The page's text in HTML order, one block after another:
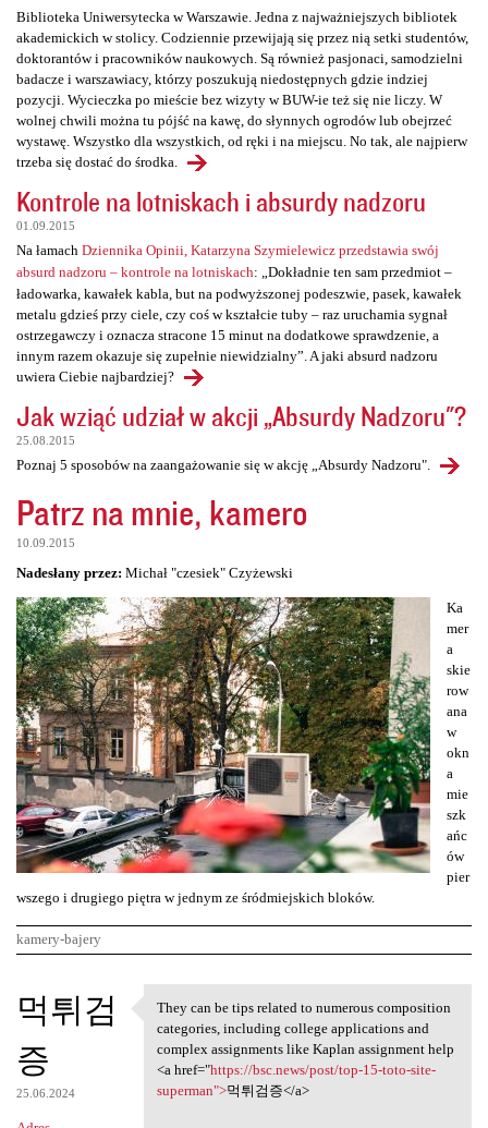
Biblioteka Uniwersytecka w Warszawie. Jedna z najważniejszych bibliotek
akademickich w stolicy. Codziennie przewijają się przez nią setki studentów,
doktorantów i pracowników naukowych. Są również pasjonaci, samodzielni
badacze i warszawiacy, którzy poszukują niedostępnych gdzie indziej
pozycji. Wycieczka po mieście bez wizyty w BUW-ie też się nie liczy. W
wolnej chwili można tu pójść na kawę, do słynnych ogrodów lub obejrzeć
wystawę. Wszystko dla wszystkich, od ręki i na miejscu. No tak, ale najpierw
trzeba się dostać do środka.
Kontrole na lotniskach i absurdy nadzoru
01.09.2015
Na łamach Dziennika Opinii, Katarzyna Szymielewicz przedstawia swój
absurd nadzoru – kontrole na lotniskach: „Dokładnie ten sam przedmiot –
ładowarka, kawałek kabla, but na podwyższonej podeszwie, pasek, kawałek
metalu gdzieś przy ciele, czy coś w kształcie tuby – raz uruchamia sygnał
ostrzegawczy i oznacza stracone 15 minut na dodatkowe sprawdzenie, a
innym razem okazuje się zupełnie niewidzialny”. A jaki absurd nadzoru
uwiera Ciebie najbardziej?
Jak wziąć udział w akcji „Absurdy Nadzoru"?
25.08.2015
Poznaj 5 sposobów na zaangażowanie się w akcję „Absurdy Nadzoru".
Patrz na mnie, kamero
10.09.2015
Nadesłany przez: Michał "czesiek" Czyżewski
Ka
mer
a
skie
row
ana
w
okn
a
mie
szk
ańc
ów
pier
wszego i drugiego piętra w jednym ze śródmiejskich bloków.
kamery-bajery
K
o
m
e
n
먹튀검
증
25.06.2024
They can be tips related to
They can be tips related to numerous composition
categories, including college applications and
complex assignments like Kaplan assignment help
<a href="https://bsc.news/post/top-15-toto-site-
superman">먹튀검증</a>